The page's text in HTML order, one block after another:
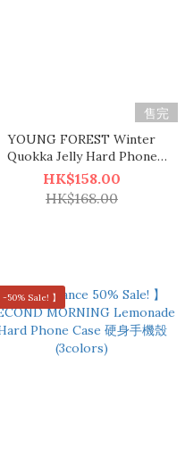
售完
YOUNG FOREST Winter
Quokka Jelly Hard Phone
Case 冬日短尾鼠 透明硬身手機
殼
HK$158.00
HK$168.00
-50% Sale! 】